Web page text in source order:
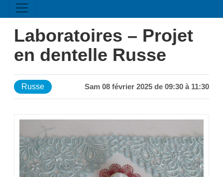
Laboratoires – Projet
en dentelle Russe
Russe Sam 08 février 2025 de 09:30 à 11:30